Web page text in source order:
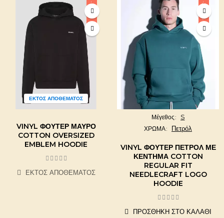
ΕΚΤΌΣ ΑΠΟΘΈΜΑΤΟΣ
-10,03%
VINYL ΦΟΎΤΕΡ ΜΑΎΡΟ
COTTON OVERSIZED
EMBLEM HOODIE
ΕΚΤΌΣ ΑΠΟΘΈΜΑΤΟΣ
-20,04%
Μέγεθος S
ΧΡΩΜΑ Πετρόλ
VINYL ΦΟΎΤΕΡ ΠΕΤΡΌΛ ΜΕ
ΚΈΝΤΗΜΑ COTTON
REGULAR FIT
NEEDLECRAFT LOGO
HOODIE
ΠΡΟΣΘΉΚΗ ΣΤΟ ΚΑΛΆΘΙ